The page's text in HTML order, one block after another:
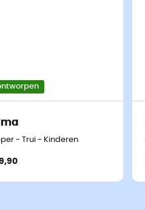
- Trui - Kinderen